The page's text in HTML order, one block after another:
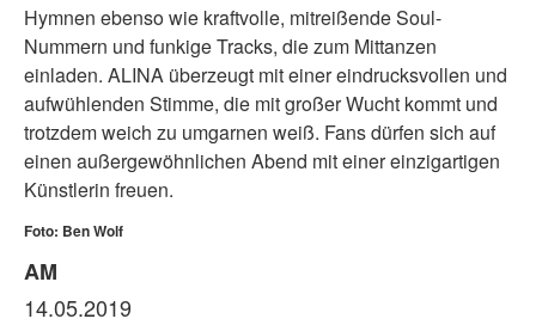
Hymnen ebenso wie kraftvolle, mitreißende Soul-
Nummern und funkige Tracks, die zum Mittanzen
einladen. ALINA überzeugt mit einer eindrucksvollen und
aufwühlenden Stimme, die mit großer Wucht kommt und
trotzdem weich zu umgarnen weiß. Fans dürfen sich auf
einen außergewöhnlichen Abend mit einer einzigartigen
Künstlerin freuen.
Foto: Ben Wolf
AM
14.05.2019